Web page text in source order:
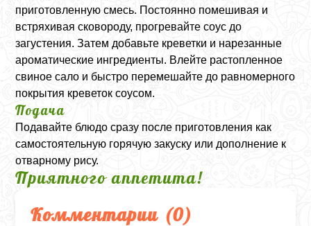
приготовленную смесь. Постоянно помешивая и
встряхивая сковороду, прогревайте соус до
загустения. Затем добавьте креветки и нарезанные
ароматические ингредиенты. Влейте растопленное
свиное сало и быстро перемешайте до равномерного
покрытия креветок соусом.
Подача
Подавайте блюдо сразу после приготовления как
самостоятельную горячую закуску или дополнение к
отварному рису.
Приятного аппетита!
Комментарии (0)